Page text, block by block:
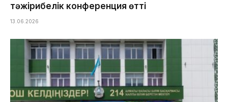
тәжірибелік конференция өтті
13.06.2026